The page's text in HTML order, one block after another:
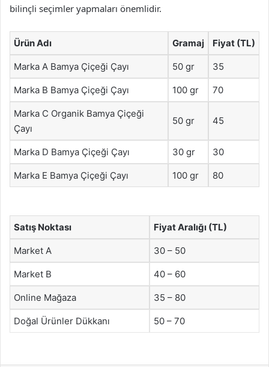
bilinçli seçimler yapmaları önemlidir.
Ürün Adı Gramaj Fiyat (TL)
Marka A Bamya Çiçeği Çayı 50 gr 35
Marka B Bamya Çiçeği Çayı 100 gr 70
Marka C Organik Bamya Çiçeği
Çayı
50 gr 45
Marka D Bamya Çiçeği Çayı 30 gr 30
Marka E Bamya Çiçeği Çayı 100 gr 80
Satış Noktası Fiyat Aralığı (TL)
Market A 30 – 50
Market B 40 – 60
Online Mağaza 35 – 80
Doğal Ürünler Dükkanı 50 – 70